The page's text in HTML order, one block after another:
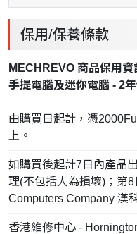
保用/保養條款
MECHREVO 商品保用資
手提電腦及迷你電腦 - 2年
由購買日起計，憑
上。
如購買後起計7日內產品
理(不包括人為損壞)；第
Computers Company 漢
香港維修中心 -